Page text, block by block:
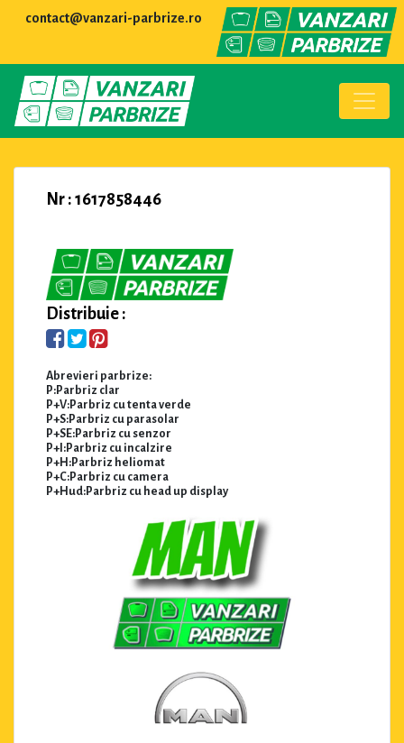
contact@vanzari-parbrize.ro
Nr : 1617858446
Distribuie :
Abrevieri parbrize:
P:Parbriz clar
P+V:Parbriz cu tenta verde
P+S:Parbriz cu parasolar
P+SE:Parbriz cu senzor
P+I:Parbriz cu incalzire
P+H:Parbriz heliomat
P+C:Parbriz cu camera
P+Hud:Parbriz cu head up display